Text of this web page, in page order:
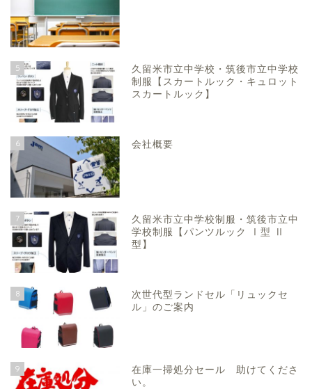
5
久留米市立中学校・筑後市立中学校
制服【スカートルック・キュロット
スカートルック】
6 会社概要
7
久留米市立中学校制服・筑後市立中
学校制服【パンツルック Ⅰ型 Ⅱ
型】
8
次世代型ランドセル「リュックセ
ル」のご案内
9
在庫一掃処分セール 助けてくださ
い。